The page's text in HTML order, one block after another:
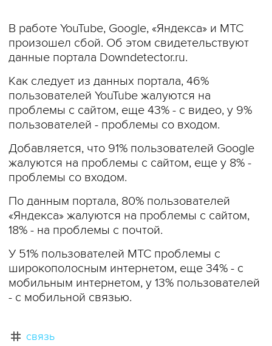
В работе YouTube, Google, «Яндекса» и МТС
произошел сбой. Об этом свидетельствуют
данные портала Downdetector.ru.
Как следует из данных портала, 46%
пользователей YouTube жалуются на
проблемы с сайтом, еще 43% - с видео, у 9%
пользователей - проблемы со входом.
Добавляется, что 91% пользователей Google
жалуются на проблемы с сайтом, еще у 8% -
проблемы со входом.
По данным портала, 80% пользователей
«Яндекса» жалуются на проблемы с сайтом,
18% - на проблемы с почтой.
У 51% пользователей МТС проблемы с
широкополосным интернетом, еще 34% - с
мобильным интернетом, у 13% пользователей
- с мобильной связью.
связь